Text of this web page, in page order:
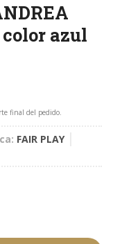
azul
final del pedido.
FAIR PLAY